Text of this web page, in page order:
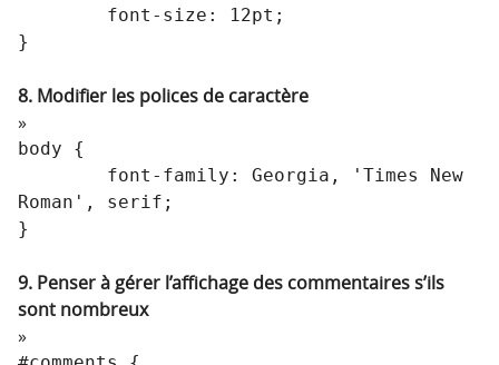
}
8. Modifier les polices de caractère
body {
Roman', serif;
}
9. Penser à gérer l’affichage des commentaires s’ils
sont nombreux